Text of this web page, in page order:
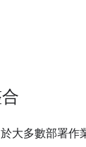
大多數部署作